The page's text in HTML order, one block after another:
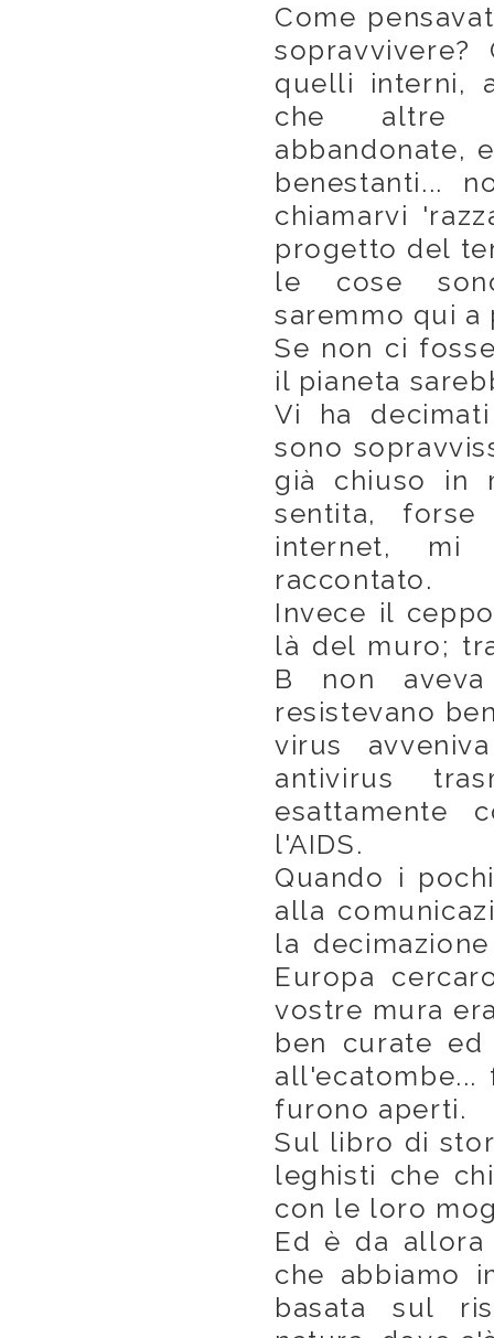
Come
quelli interni,
che altre
abbandonate,
benestanti...
chiamarvi
progetto del
le cose
saremmo qui a
Se non ci
il pianeta
Vi ha
sono
già chiuso in
sentita,
internet,
raccontato.
Invece il
là del muro;
B non
resistevano
virus
antivirus
esattamente
l'AIDS.
Quando i
alla
la
Europa
vostre mura
ben curate
furono aperti.
Sul libro di
leghisti che
con le loro
Ed è da allora
che abbiamo
basata sul